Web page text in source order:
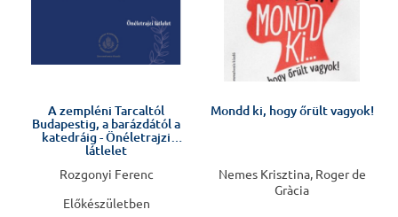
A zempléni Tarcaltól
Budapestig, a barázdától a
katedráig - Önéletrajzi
látlelet
Rozgonyi Ferenc
Előkészületben
Mondd ki, hogy őrült vagyok!
Nemes Krisztina, Roger de
Gràcia